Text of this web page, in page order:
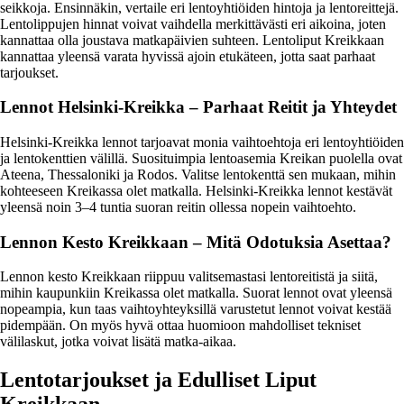
seikkoja. Ensinnäkin, vertaile eri lentoyhtiöiden hintoja ja lentoreittejä.
Lentolippujen hinnat voivat vaihdella merkittävästi eri aikoina, joten
kannattaa olla joustava matkapäivien suhteen. Lentoliput Kreikkaan
kannattaa yleensä varata hyvissä ajoin etukäteen, jotta saat parhaat
tarjoukset.
Lennot Helsinki-Kreikka – Parhaat Reitit ja Yhteydet
Helsinki-Kreikka lennot tarjoavat monia vaihtoehtoja eri lentoyhtiöiden
ja lentokenttien välillä. Suosituimpia lentoasemia Kreikan puolella ovat
Ateena, Thessaloniki ja Rodos. Valitse lentokenttä sen mukaan, mihin
kohteeseen Kreikassa olet matkalla. Helsinki-Kreikka lennot kestävät
yleensä noin 3–4 tuntia suoran reitin ollessa nopein vaihtoehto.
Lennon Kesto Kreikkaan – Mitä Odotuksia Asettaa?
Lennon kesto Kreikkaan riippuu valitsemastasi lentoreitistä ja siitä,
mihin kaupunkiin Kreikassa olet matkalla. Suorat lennot ovat yleensä
nopeampia, kun taas vaihtoyhteyksillä varustetut lennot voivat kestää
pidempään. On myös hyvä ottaa huomioon mahdolliset tekniset
välilaskut, jotka voivat lisätä matka-aikaa.
Lentotarjoukset ja Edulliset Liput